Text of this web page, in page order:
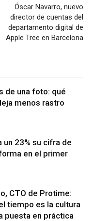
Óscar Navarro, nuevo
director de cuentas del
departamento digital de
Apple Tree en Barcelona
de una foto: qué
menos rastro
un 23% su cifra de
en el primer
CTO de Protime:
tiempo es la cultura
puesta en práctica